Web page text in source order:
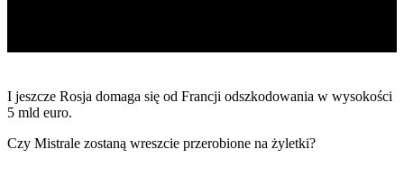
I jeszcze Rosja domaga się od Francji odszkodowania w wysokości
5 mld euro.
Czy Mistrale zostaną wreszcie przerobione na żyletki?